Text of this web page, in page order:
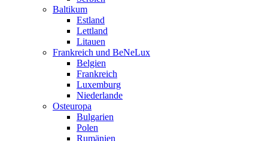
Baltikum
Estland
Lettland
Litauen
Frankreich und BeNeLux
Belgien
Frankreich
Luxemburg
Niederlande
Osteuropa
Bulgarien
Polen
Rumänien